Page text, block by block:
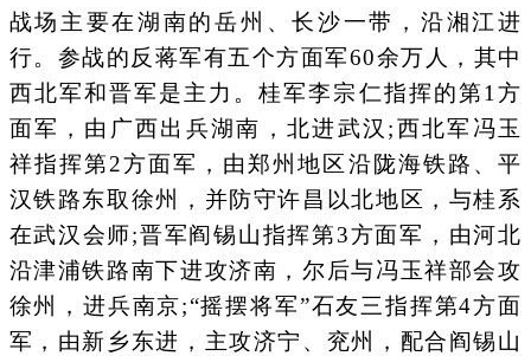
战场主要在湖南的岳州、长沙一带，沿湘江进
行。参战的反蒋军有五个方面军60余万人，其中
西北军和晋军是主力。桂军李宗仁指挥的第1方
面军，由广西出兵湖南，北进武汉;西北军冯玉
祥指挥第2方面军，由郑州地区沿陇海铁路、平
汉铁路东取徐州，并防守许昌以北地区，与桂系
在武汉会师;晋军阎锡山指挥第3方面军，由河北
沿津浦铁路南下进攻济南，尔后与冯玉祥部会攻
徐州，进兵南京;“摇摆将军”石友三指挥第4方面
军，由新乡东进，主攻济宁、兖州，配合阎锡山